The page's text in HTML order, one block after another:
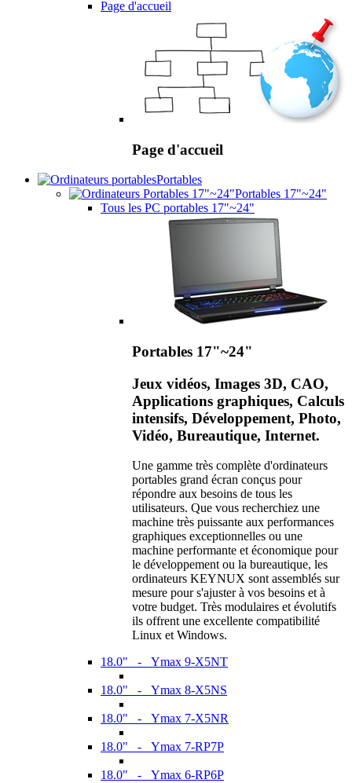
Page d'accueil
Page d'accueil
Portables
Portables 17"~24"
Tous les PC portables 17"~24"
Portables 17"~24"
Jeux vidéos, Images 3D, CAO,
Applications graphiques, Calculs
intensifs, Développement, Photo,
Vidéo, Bureautique, Internet.
Une gamme très complète d'ordinateurs
portables grand écran conçus pour
répondre aux besoins de tous les
utilisateurs. Que vous recherchiez une
machine très puissante aux performances
graphiques exceptionnelles ou une
machine performante et économique pour
le développement ou la bureautique, les
ordinateurs KEYNUX sont assemblés sur
mesure pour s'ajuster à vos besoins et à
votre budget. Très modulaires et évolutifs
ils offrent une excellente compatibilité
Linux et Windows.
18.0" - Ymax 9-X5NT
18.0" - Ymax 8-X5NS
18.0" - Ymax 7-X5NR
18.0" - Ymax 7-RP7P
18.0" - Ymax 6-RP6P